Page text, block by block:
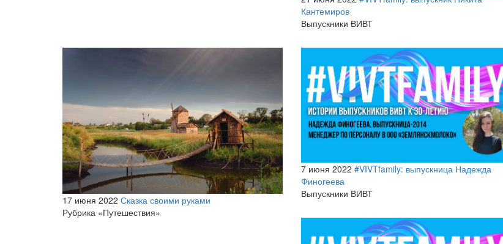
Кантемиров
Выпускники ВИВТ
17 июня 2022 Сказка своими руками
Рубрика «Путешествия»
7 июня 2022 #VIVTfamily: выпускница Надежда
Финогеева
Выпускники ВИВТ